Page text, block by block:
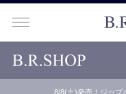
8/8(土)発売！ジップ